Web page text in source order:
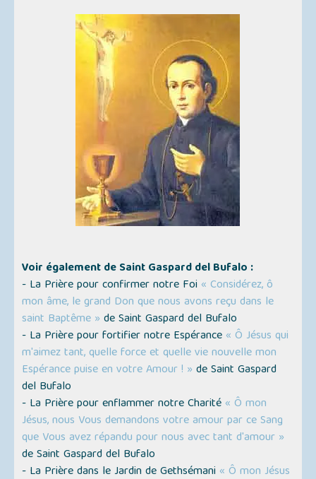
Voir également de Saint Gaspard del Bufalo :
- La Prière pour confirmer notre Foi « Considérez, ô
mon âme, le grand Don que nous avons reçu dans le
saint Baptême » de Saint Gaspard del Bufalo
- La Prière pour fortifier notre Espérance « Ô Jésus qui
m'aimez tant, quelle force et quelle vie nouvelle mon
Espérance puise en votre Amour ! » de Saint Gaspard
del Bufalo
- La Prière pour enflammer notre Charité « Ô mon
Jésus, nous Vous demandons votre amour par ce Sang
que Vous avez répandu pour nous avec tant d'amour »
de Saint Gaspard del Bufalo
- La Prière dans le Jardin de Gethsémani « Ô mon Jésus